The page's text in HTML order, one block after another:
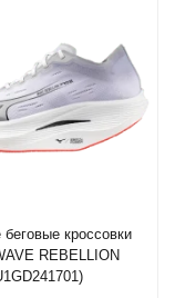
кроссовки
REBELLION